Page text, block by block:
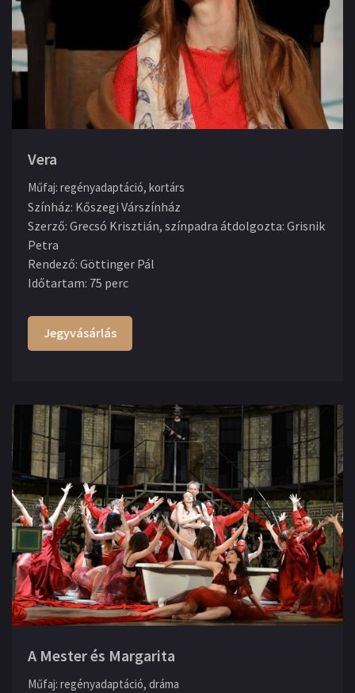
Vera
Műfaj: regényadaptáció, kortárs
Színház: Kőszegi Várszínház
Szerző: Grecsó Krisztián, színpadra átdolgozta: Grisnik
Petra
Rendező: Göttinger Pál
Időtartam: 75 perc
Jegyvásárlás
A Mester és Margarita
Műfaj: regényadaptáció, dráma